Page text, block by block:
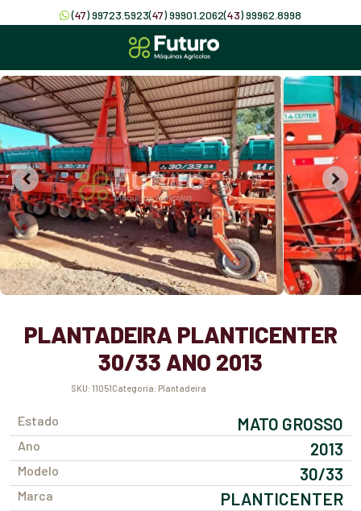
(47) 99723.5923(47) 99901.2062(43) 99962.8998
PLANTADEIRA PLANTICENTER
30/33 ANO 2013
SKU: 11051 Categoria: Plantadeira
Estado MATO GROSSO
Ano 2013
Modelo 30/33
Marca PLANTICENTER